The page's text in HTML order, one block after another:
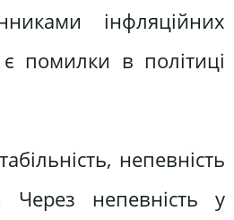
інфляційних
помилки в політиці
непевність
Через непевність у